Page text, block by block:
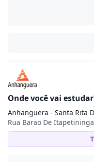
Onde você vai
Anhanguera - Santa Rita